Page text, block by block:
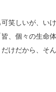
笑しいが、い
、個々の生命
けだから、そ